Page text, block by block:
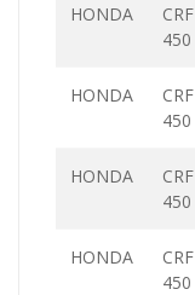
HONDA
CRF
450
HONDA
CRF
450
HONDA
CRF
450
HONDA
CRF
450